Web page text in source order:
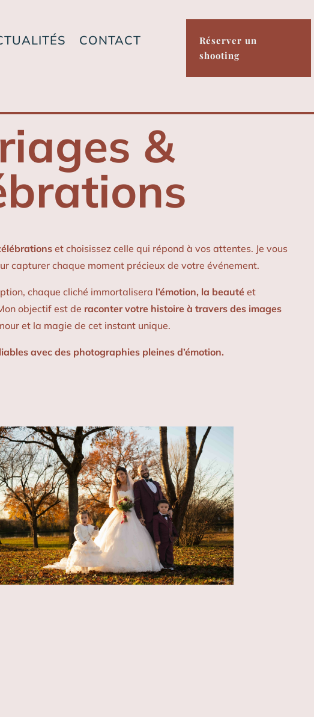
CONTACT
Réserver un
shooting
&
et choisissez celle qui répond à vos attentes. Je vous
capturer chaque moment précieux de votre événement.
chaque cliché immortalisera l’émotion, la beauté et
objectif est de raconter votre histoire à travers des images
et la magie de cet instant unique.
avec des photographies pleines d’émotion.